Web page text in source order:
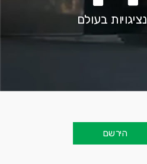
נציגויות בעולם
הירשם